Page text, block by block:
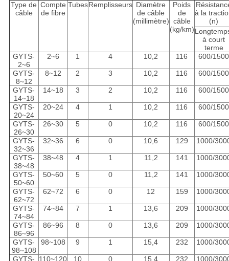
Type de
câble
Compte
de fibre
TubesRemplisseurs Diamètre
de câble
(millimètre)
Poids
de
câble
(kg/km)
à la
(n)
à court
terme
GYTS-
2~6
2~6 1 4 10,2 116 600/1500
GYTS-
8~12
8~12 2 3 10,2 116 600/1500
GYTS-
14~18
14~18 3 2 10,2 116 600/1500
GYTS-
20~24
20~24 4 1 10,2 116 600/1500
GYTS-
26~30
26~30 5 0 10,2 116 600/1500
GYTS-
32~36
32~36 6 0 10,6 129 1000/
GYTS-
38~48
38~48 4 1 11,2 141 1000/
GYTS-
50~60
50~60 5 0 11,2 141 1000/
GYTS-
62~72
62~72 6 0 12 159 1000/
GYTS-
74~84
74~84 7 1 13,6 209 1000/
GYTS-
86~96
86~96 8 0 13,6 209 1000/
GYTS-
98~108
98~108 9 1 15,4 232 1000/
GYTS- 110~120 10 0 15,4 232 1000/